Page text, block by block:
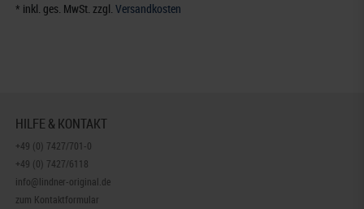
* inkl. ges. MwSt. zzgl.Versandkosten
HILFE & KONTAKT
+49 (0) 7427/701-0
+49 (0) 7427/6118
info@lindner-original.de
zum Kontaktformular